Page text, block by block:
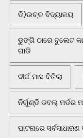
ଡି)ଉଚ୍ଚ ବିଦ୍ୟାଳୟ
ଡୁଙ୍ଗି ଠାରେ ବୁଲେଟ
ଗାଡି
ଦୀର୍ଘ ମାସ ବିତିଲା
ନିର୍ଗୁଣ୍ଡି ଡବଲ୍ ମର୍ଡର
ପାଟନାରେ